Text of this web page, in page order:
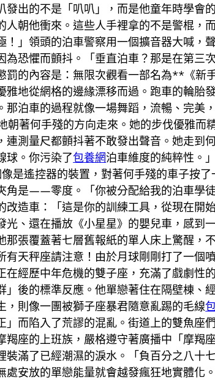
出的不是「叭叭」，而是他童年時學會
朝他衝來。這些人手裡拿的不是警棍，
」領頭的泊車警察用一個擴音器大喊，
恐懼而顫抖。「垂直泊車？那是在第三
的內容是：無限次觀看一部名為**《新
地從網格的邊緣漂移而過。跑車的輪胎
泊車的過程就像一場舞蹈，流暢、完美
著何手殘的方向走來。她的步伐優雅而
測量尺都顫抖著不敢發出聲音。她走到
球。你污染了包養網泊車維度的純粹性。
是遙控器的裝置，對著何手殘的車子按了
角是——零度。「你被分配給我的泊車學
造車：「這是你的訓練工具，從現在開
、還在播放《小星星》的嬰兒車，感到
張覆蓋著七層舊報紙的單人床上驚醒，
天秤座請注意！由於月球剛剛打了一個
經歷中年危機的雙子座，充滿了戲劇性
」後的標準反應。他單戀著住在隔壁棟、
則像一團被獅子座暴君隨意亂踢的毛線
而陷入了荒謬的混亂。街道上的雙魚座
座的上班族，嚴格遵守著廣播中「摩羯
滿了已經潮濕的淚水。「負百分之八十
安放的單戀能量就會越發瘋狂地實體化